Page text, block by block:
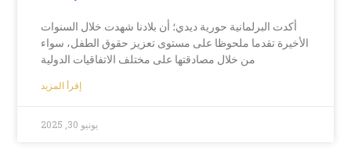
أكدت البرلمانية حورية ديدي؛ أن بلادنا شهدت خلال السنوات
الأخيرة تقدما ملحوظا على مستوى تعزيز حقوق الطفل، سواء
من خلال مصادقتها على مختلف الاتفاقيات الدولية
إقرأ المزيد
يونيو 30, 2025